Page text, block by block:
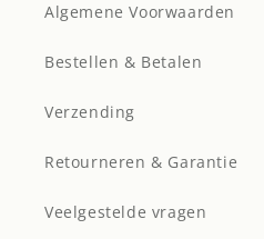
Algemene Voorwaarden
Bestellen & Betalen
Verzending
Retourneren & Garantie
Veelgestelde vragen